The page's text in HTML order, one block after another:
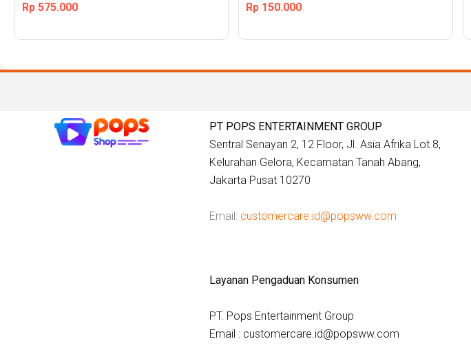
Rp 575.000 Rp 150.000
PT POPS ENTERTAINMENT GROUP
Sentral Senayan 2, 12 Floor, Jl. Asia Afrika Lot 8,
Kelurahan Gelora, Kecamatan Tanah Abang,
Jakarta Pusat 10270
Email: customercare.id@popsww.com
Layanan Pengaduan Konsumen
PT. Pops Entertainment Group
Email : customercare.id@popsww.com